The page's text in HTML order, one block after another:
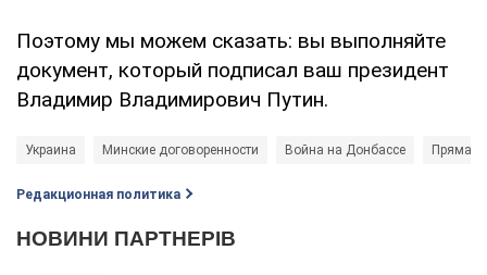
Поэтому мы можем сказать: вы выполняйте
документ, который подписал ваш президент
Владимир Владимирович Путин.
Украина Минские договоренности Война на Донбассе Прямая
Редакционная политика